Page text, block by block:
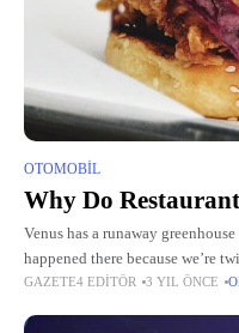
OTOMOBIL
Why Do
Venus has a runaway
happened there because we’re
knowing the consequences of it.
GAZETE4 EDITÖR 3 YIL ÖNCE